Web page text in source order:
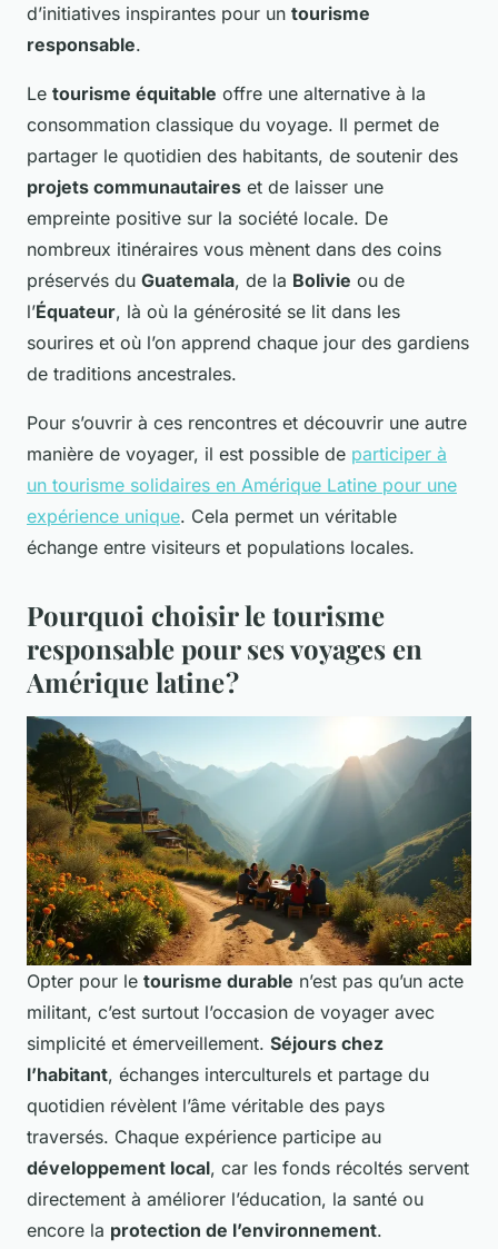
d’initiatives inspirantes pour un tourisme
responsable.
Le tourisme équitable offre une alternative à la
consommation classique du voyage. Il permet de
partager le quotidien des habitants, de soutenir des
projets communautaires et de laisser une
empreinte positive sur la société locale. De
nombreux itinéraires vous mènent dans des coins
préservés du Guatemala, de la Bolivie ou de
l’Équateur, là où la générosité se lit dans les
sourires et où l’on apprend chaque jour des gardiens
de traditions ancestrales.
Pour s’ouvrir à ces rencontres et découvrir une autre
manière de voyager, il est possible de participer à
un tourisme solidaires en Amérique Latine pour une
expérience unique. Cela permet un véritable
échange entre visiteurs et populations locales.
Pourquoi choisir le tourisme
responsable pour ses voyages en
Amérique latine ?
Opter pour le tourisme durable n’est pas qu’un acte
militant, c’est surtout l’occasion de voyager avec
simplicité et émerveillement. Séjours chez
l’habitant, échanges interculturels et partage du
quotidien révèlent l’âme véritable des pays
traversés. Chaque expérience participe au
développement local, car les fonds récoltés servent
directement à améliorer l’éducation, la santé ou
encore la protection de l’environnement.